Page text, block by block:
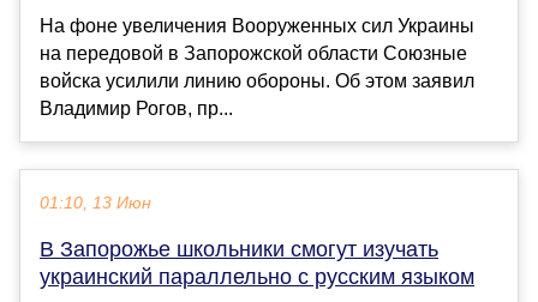
На фоне увеличения Вооруженных сил Украины
на передовой в Запорожской области Союзные
войска усилили линию обороны. Об этом заявил
Владимир Рогов, пр...
01:10, 13 Июн
В Запорожье школьники смогут изучать
украинский параллельно с русским языком